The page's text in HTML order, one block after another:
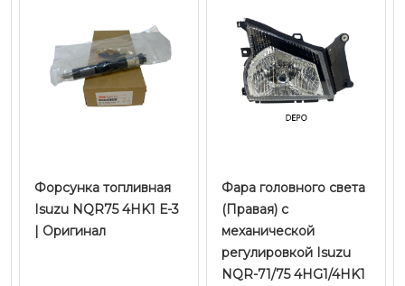
Форсунка топливная
Isuzu NQR75 4HK1 Е-3
| Оригинал
Фара головного света
(Правая) с
механической
регулировкой Isuzu
NQR-71/75 4HG1/4HK1